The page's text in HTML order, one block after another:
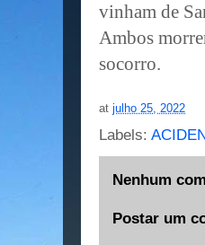
vinham de
Ambos
socorro.
at julho 25, 2022
Labels:
Nenhum
Postar um